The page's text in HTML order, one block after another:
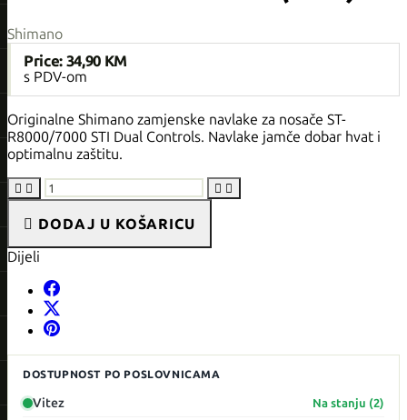
Shimano
Price: 34,90 KM
s PDV-om
Originalne Shimano zamjenske navlake za nosače ST-
R8000/7000 STI Dual Controls. Navlake jamče dobar hvat i
optimalnu zaštitu.
   
 DODAJ U KOŠARICU
Dijeli
DOSTUPNOST PO POSLOVNICAMA
Vitez Na stanju (2)